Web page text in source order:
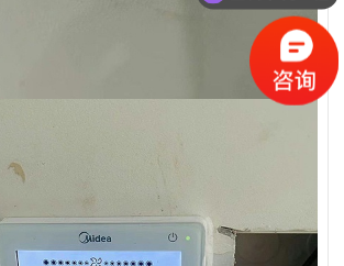
中央空调方案